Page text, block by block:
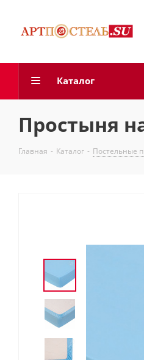
Каталог
Простыня
Главная - Каталог - Постельные